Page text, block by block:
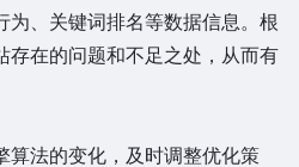
为、关键词排名等数据信息。根
存在的问题和不足之处，从而有
法的变化，及时调整优化策